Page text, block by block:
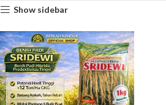
Show sidebar